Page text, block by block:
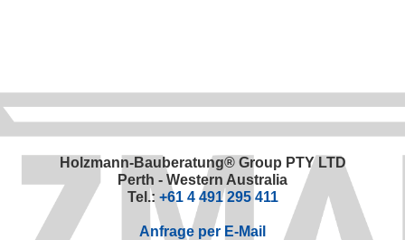
Holzmann-Bauberatung® Group PTY LTD
Perth - Western Australia
Tel.: +61 4 491 295 411
Anfrage per E-Mail